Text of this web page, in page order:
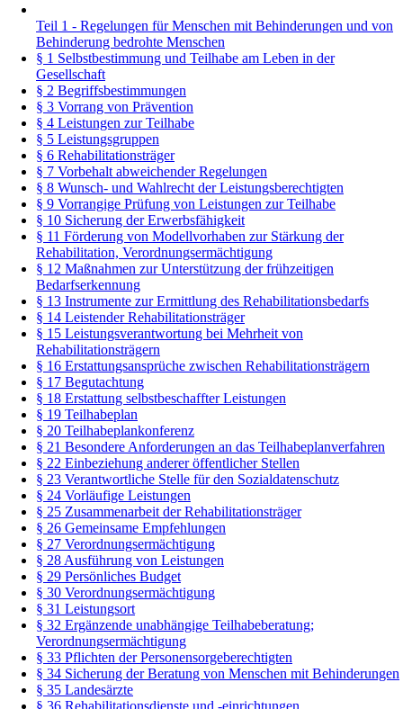
Teil 1 - Regelungen für Menschen mit Behinderungen und von
Behinderung bedrohte Menschen
§ 1 Selbstbestimmung und Teilhabe am Leben in der
Gesellschaft
§ 2 Begriffsbestimmungen
§ 3 Vorrang von Prävention
§ 4 Leistungen zur Teilhabe
§ 5 Leistungsgruppen
§ 6 Rehabilitationsträger
§ 7 Vorbehalt abweichender Regelungen
§ 8 Wunsch- und Wahlrecht der Leistungsberechtigten
§ 9 Vorrangige Prüfung von Leistungen zur Teilhabe
§ 10 Sicherung der Erwerbsfähigkeit
§ 11 Förderung von Modellvorhaben zur Stärkung der
Rehabilitation, Verordnungsermächtigung
§ 12 Maßnahmen zur Unterstützung der frühzeitigen
Bedarfserkennung
§ 13 Instrumente zur Ermittlung des Rehabilitationsbedarfs
§ 14 Leistender Rehabilitationsträger
§ 15 Leistungsverantwortung bei Mehrheit von
Rehabilitationsträgern
§ 16 Erstattungsansprüche zwischen Rehabilitationsträgern
§ 17 Begutachtung
§ 18 Erstattung selbstbeschaffter Leistungen
§ 19 Teilhabeplan
§ 20 Teilhabeplankonferenz
§ 21 Besondere Anforderungen an das Teilhabeplanverfahren
§ 22 Einbeziehung anderer öffentlicher Stellen
§ 23 Verantwortliche Stelle für den Sozialdatenschutz
§ 24 Vorläufige Leistungen
§ 25 Zusammenarbeit der Rehabilitationsträger
§ 26 Gemeinsame Empfehlungen
§ 27 Verordnungsermächtigung
§ 28 Ausführung von Leistungen
§ 29 Persönliches Budget
§ 30 Verordnungsermächtigung
§ 31 Leistungsort
§ 32 Ergänzende unabhängige Teilhabeberatung;
Verordnungsermächtigung
§ 33 Pflichten der Personensorgeberechtigten
§ 34 Sicherung der Beratung von Menschen mit Behinderungen
§ 35 Landesärzte
§ 36 Rehabilitationsdienste und -einrichtungen